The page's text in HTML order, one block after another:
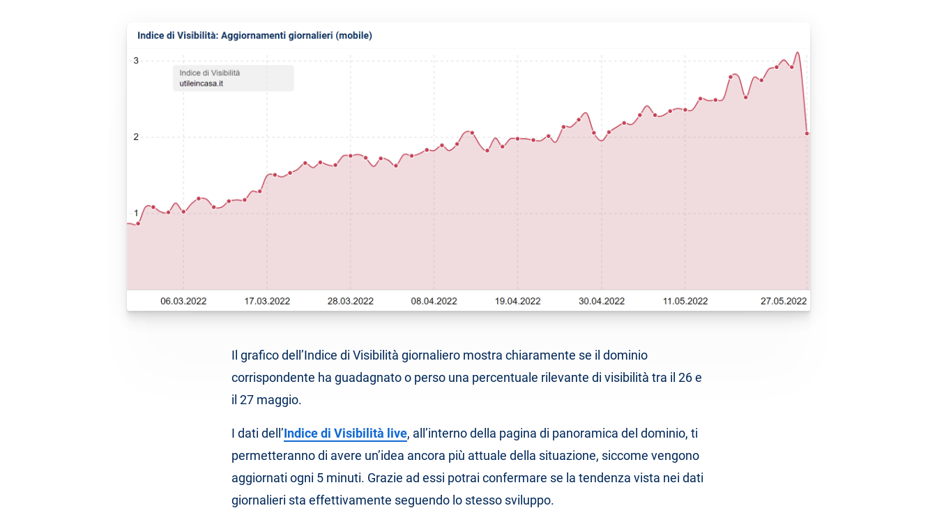
Il grafico dell’Indice di Visibilità giornaliero mostra chiaramente se il dominio
corrispondente ha guadagnato o perso una percentuale rilevante di visibilità tra il 26 e
il 27 maggio.
I dati dell’Indice di Visibilità live, all’interno della pagina di panoramica del dominio, ti
permetteranno di avere un’idea ancora più attuale della situazione, siccome vengono
aggiornati ogni 5 minuti. Grazie ad essi potrai confermare se la tendenza vista nei dati
giornalieri sta effettivamente seguendo lo stesso sviluppo.